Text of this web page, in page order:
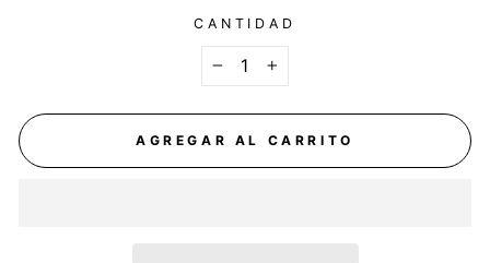
CANTIDAD
+
AGREGAR AL CARRITO